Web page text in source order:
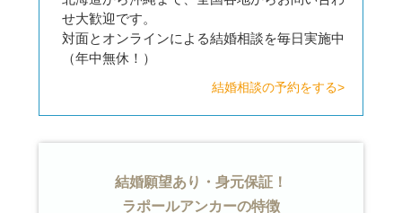
せ大歓迎です。
対面とオンラインによる結婚相談を毎日実施中
（年中無休！）
結婚相談の予約をする>
結婚願望あり・身元保証！
ラポールアンカーの特徴